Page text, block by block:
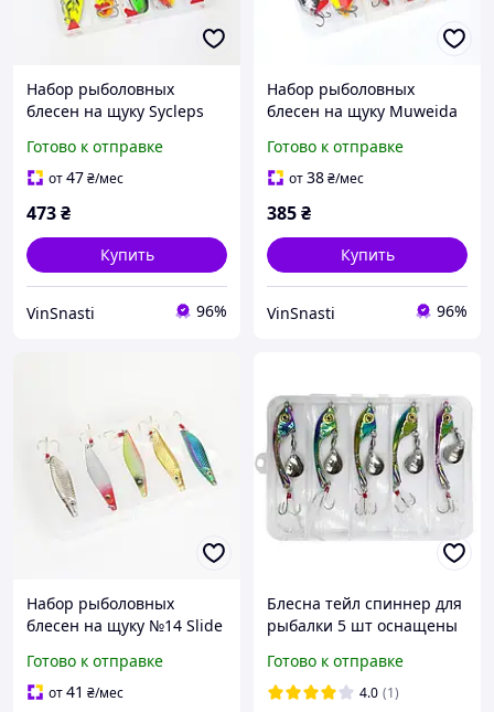
Набор рыболовных
блесен на щуку Sycleps
блесен для рыбалки
Готово к отправке
от47₴/мес
473₴
Купить
VinSnasti 96%
Набор рыболовных
блесен на щуку Muweida
блесен для рыбалки
Готово к отправке
от38₴/мес
385₴
Купить
VinSnasti 96%
Набор рыболовных
блесен на щуку №14 Slide
для рыбалки
Готово к отправке
от41 ₴/мес
Блесна тейл спиннер для
рыбалки 5 шт оснащены
кейсе 10 г, 56 мм
Готово к отправке
4.0 (1)